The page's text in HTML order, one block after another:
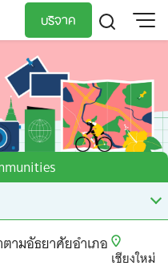
บริจาค
ามอัธยาศัยอำเภอ
เชียงใหม่